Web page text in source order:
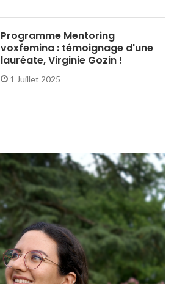
Programme Mentoring
voxfemina : témoignage d'une
lauréate, Virginie Gozin !
1 Juillet 2025